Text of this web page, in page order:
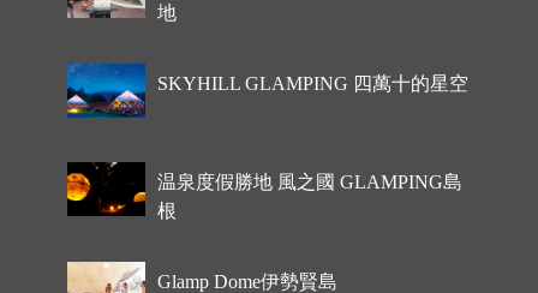
地
SKYHILL GLAMPING 四萬十的星空
温泉度假勝地 風之國 GLAMPING島
根
Glamp Dome伊勢賢島